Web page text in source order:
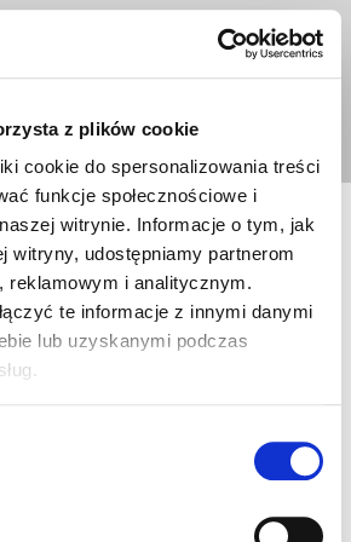
z plików cookie
cookie do spersonalizowania treści
funkcje społecznościowe i
witrynie. Informacje o tym, jak
witryny, udostępniamy partnerom
reklamowym i analitycznym.
te informacje z innymi danymi
lub uzyskanymi podczas
najpopularniejszym serwisem
związaną ze szkoleniem i
gdzie emitowany jest
z ciasteczek aby świadczyć usługi na
Dalsze korzystanie ze strony oznacza,
się na ich użycie.
Zgoda